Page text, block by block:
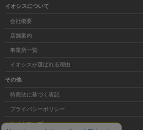
イオシスについて
会社概要
店舗案内
事業所一覧
イオシスが選ばれる理由
その他
特商法に基づく表記
プライバシーポリシー
サイトマップ